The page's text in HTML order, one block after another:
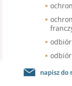
po
napisz do